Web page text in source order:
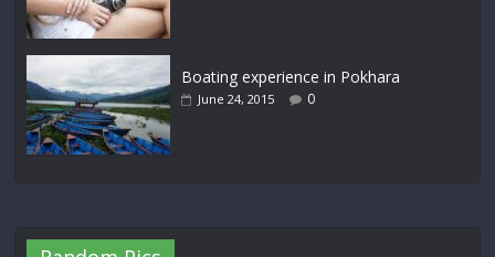
Boating experience in Pokhara
June 24, 2015 0